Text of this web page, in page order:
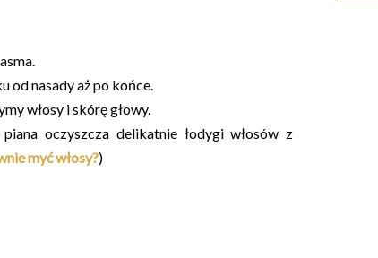
od nasady aż po końce.
włosy i skórę głowy.
oczyszcza delikatnie łodygi włosów z
myć włosy?)